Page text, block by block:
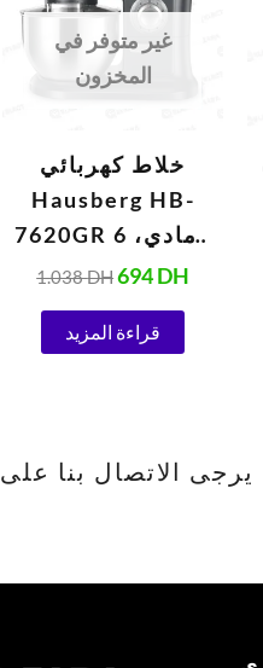
غير متوفر في
المخزون
خلاط كهربائي
Hausberg HB-
7620GR رمادي، 6
سرعات، 5 لترات
(1000 واط)
1.038DH694DH
قراءة المزيد
بنا على 0665-665756